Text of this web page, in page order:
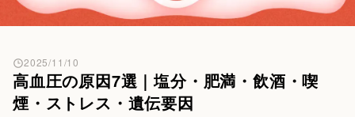
高血圧の原因7選｜塩分・肥満・飲酒・喫
煙・ストレス・遺伝要因
2025/11/10